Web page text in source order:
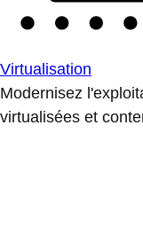
Virtualisation
Modernisez
virtualisées et